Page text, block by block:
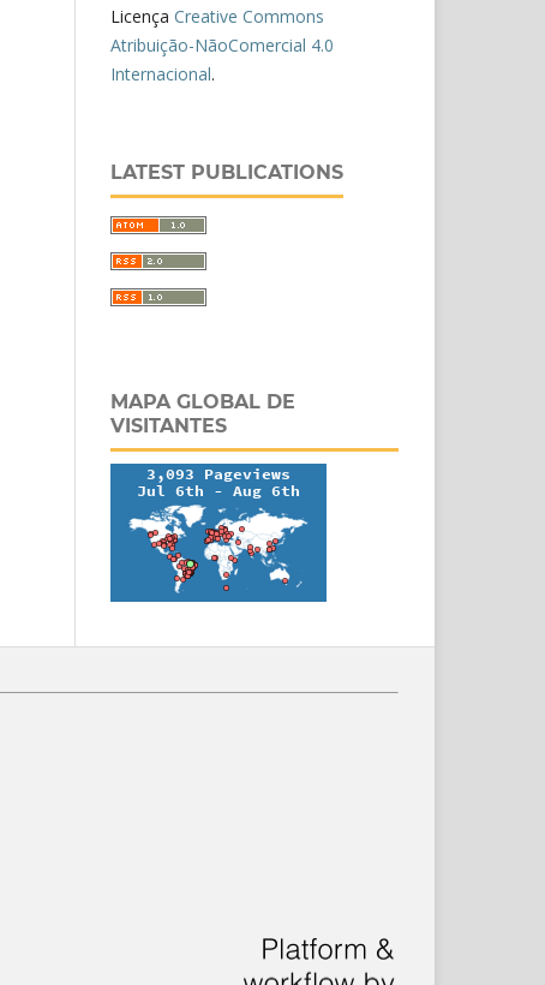
Licença Creative Commons
Atribuição-NãoComercial 4.0
Internacional.
LATEST PUBLICATIONS
MAPA GLOBAL DE
VISITANTES